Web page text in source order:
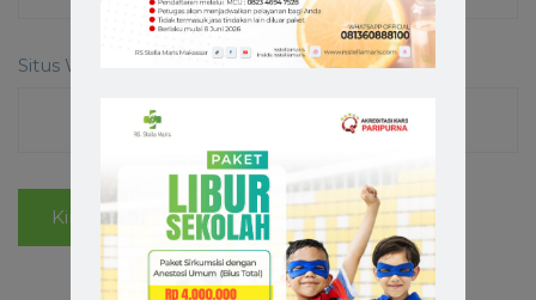
Situs Web